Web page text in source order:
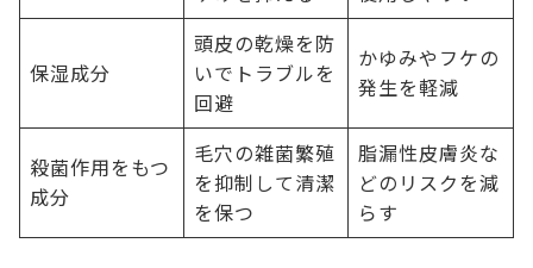
保湿成分
頭皮の乾燥を防
いでトラブルを
回避
かゆみやフケの
発生を軽減
殺菌作用をもつ
成分
毛穴の雑菌繁殖
を抑制して清潔
を保つ
脂漏性皮膚炎な
どのリスクを減
らす